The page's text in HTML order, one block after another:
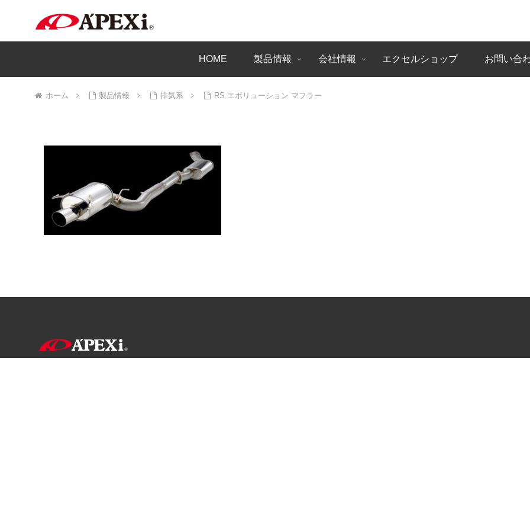
HOME 製品情報 会社情報 エクセルショップ お問い合
ホーム 製品情報 排気系 RS エボリューション マフラー